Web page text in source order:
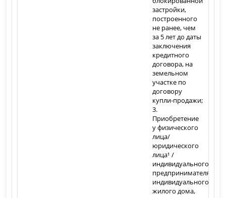
застройки,
построенного
не ранее, чем
за 5 лет до даты
заключения
кредитного
договора, на
земельном
участке по
договору
купли-продажи;
3.
Приобретение
у физического
лица/
юридического
лица¹ /
индивидуального
предпринимателя
индивидуального
жилого дома,